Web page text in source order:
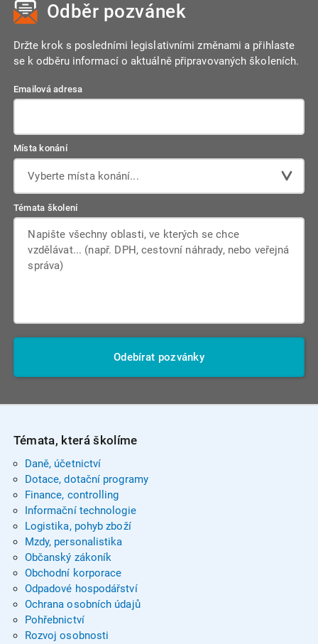
Odběr pozvánek
Držte krok s posledními legislativními změnami a přihlaste
se k odběru informací o aktuálně připravovaných školeních.
Emailová adresa
Místa konání
Vyberte místa konání...
Témata školení
Odebírat pozvánky
Témata, která školíme
Daně, účetnictví
Dotace, dotační programy
Finance, controlling
Informační technologie
Logistika, pohyb zboží
Mzdy, personalistika
Občanský zákoník
Obchodní korporace
Odpadové hospodářství
Ochrana osobních údajů
Pohřebnictví
Rozvoj osobnosti